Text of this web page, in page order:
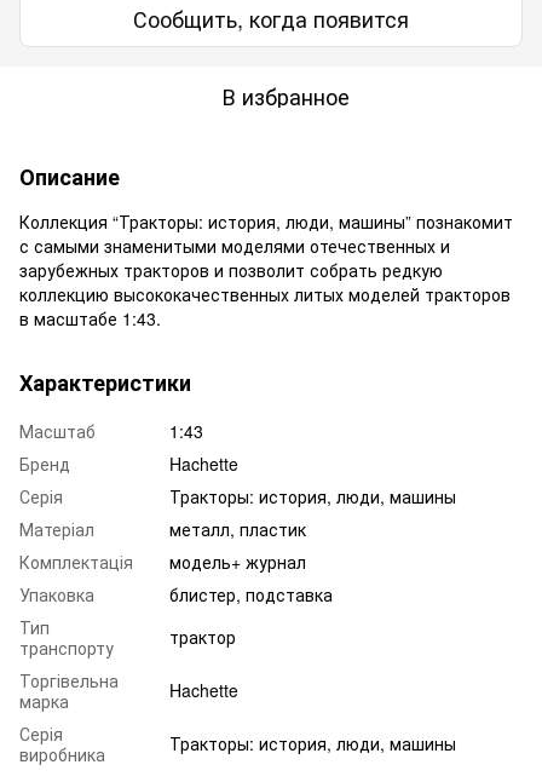
Сообщить, когда появится
В избранное
Описание
Коллекция “Тракторы: история, люди, машины” познакомит
с самыми знаменитыми моделями отечественных и
зарубежных тракторов и позволит собрать редкую
коллекцию высококачественных литых моделей тракторов
в масштабе 1:43.
Характеристики
Масштаб
1:43
Бренд
Hachette
Серія
Тракторы: история, люди, машины
Матеріал
металл, пластик
Комплектація
модель+ журнал
Упаковка
блистер, подставка
Тип
транспорту
трактор
Торгівельна
марка
Hachette
Серія
виробника
Тракторы: история, люди, машины